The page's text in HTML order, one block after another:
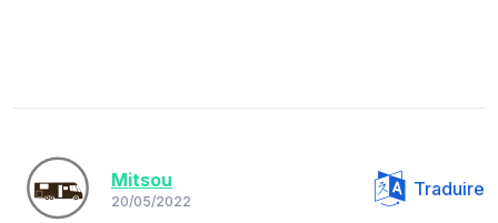
Mitsou
20/05/2022
Traduire